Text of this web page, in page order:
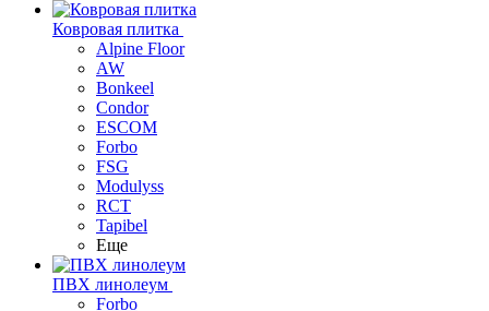
Ковровая плитка
Alpine Floor
AW
Bonkeel
Condor
ESCOM
Forbo
FSG
Modulyss
RCT
Tapibel
Еще
ПВХ линолеум
Forbo